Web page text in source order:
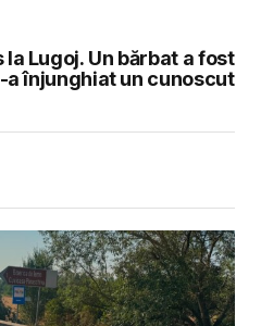
Lugoj. Un bărbat a fost
a înjunghiat un cunoscut